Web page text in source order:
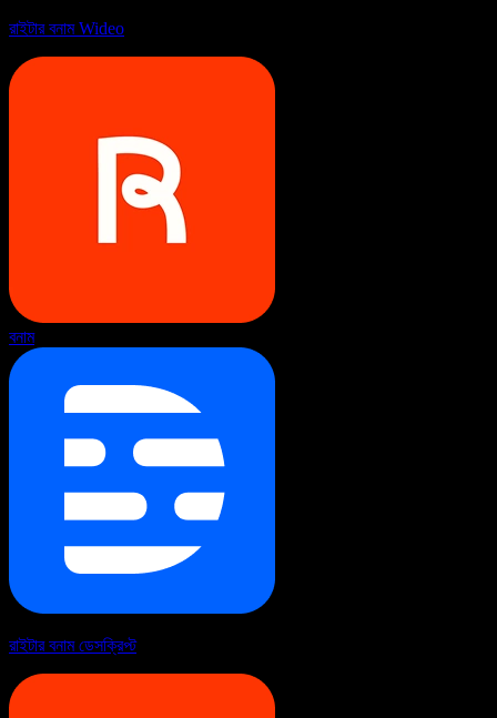
রাইটার বনাম Wideo
বনাম
রাইটার বনাম ডেসক্রিপ্ট